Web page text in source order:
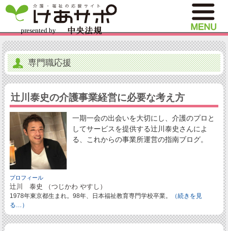
専門職応援
辻川泰史の介護事業経営に必要な考え方
一期一会の出会いを大切にし、介護のプロと
してサービスを提供する辻川泰史さんによ
る、これからの事業所運営の指南ブログ。
プロフィール
辻川 泰史 （つじかわ やすし）
1978年東京都生まれ。98年、日本福祉教育専門学校卒業。
（続きを見
る…）